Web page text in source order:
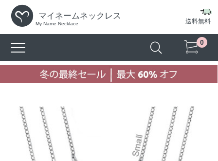
マイネームネックレス
My Name Necklace 送料無料
0